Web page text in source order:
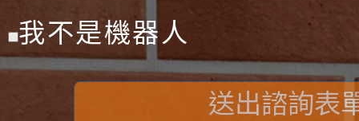
我不是機器人
送出諮詢表